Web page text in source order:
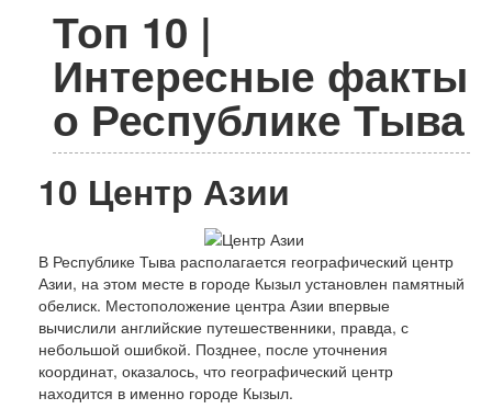
Животные
Растения
Космос
Человек
Архитектура
Транспорт
Игры
Hi-Tech
Полезное
Общество
Города и страны
Вооружение
Люди
Спорт
История
Топ 10 |
Интересные факты
о Республике Тыва
10 Центр Азии
В Республике Тыва располагается географический центр
Азии, на этом месте в городе Кызыл установлен памятный
обелиск. Местоположение центра Азии впервые
вычислили английские путешественники, правда, с
небольшой ошибкой. Позднее, после уточнения
координат, оказалось, что географический центр
находится в именно городе Кызыл.